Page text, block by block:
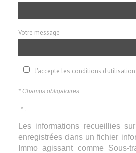
Votre message
J'accepte les conditions
* Champs obligatoires
* :
Les informations recueillies
enregistrées dans un fichier
Immo agissant comme Sous-